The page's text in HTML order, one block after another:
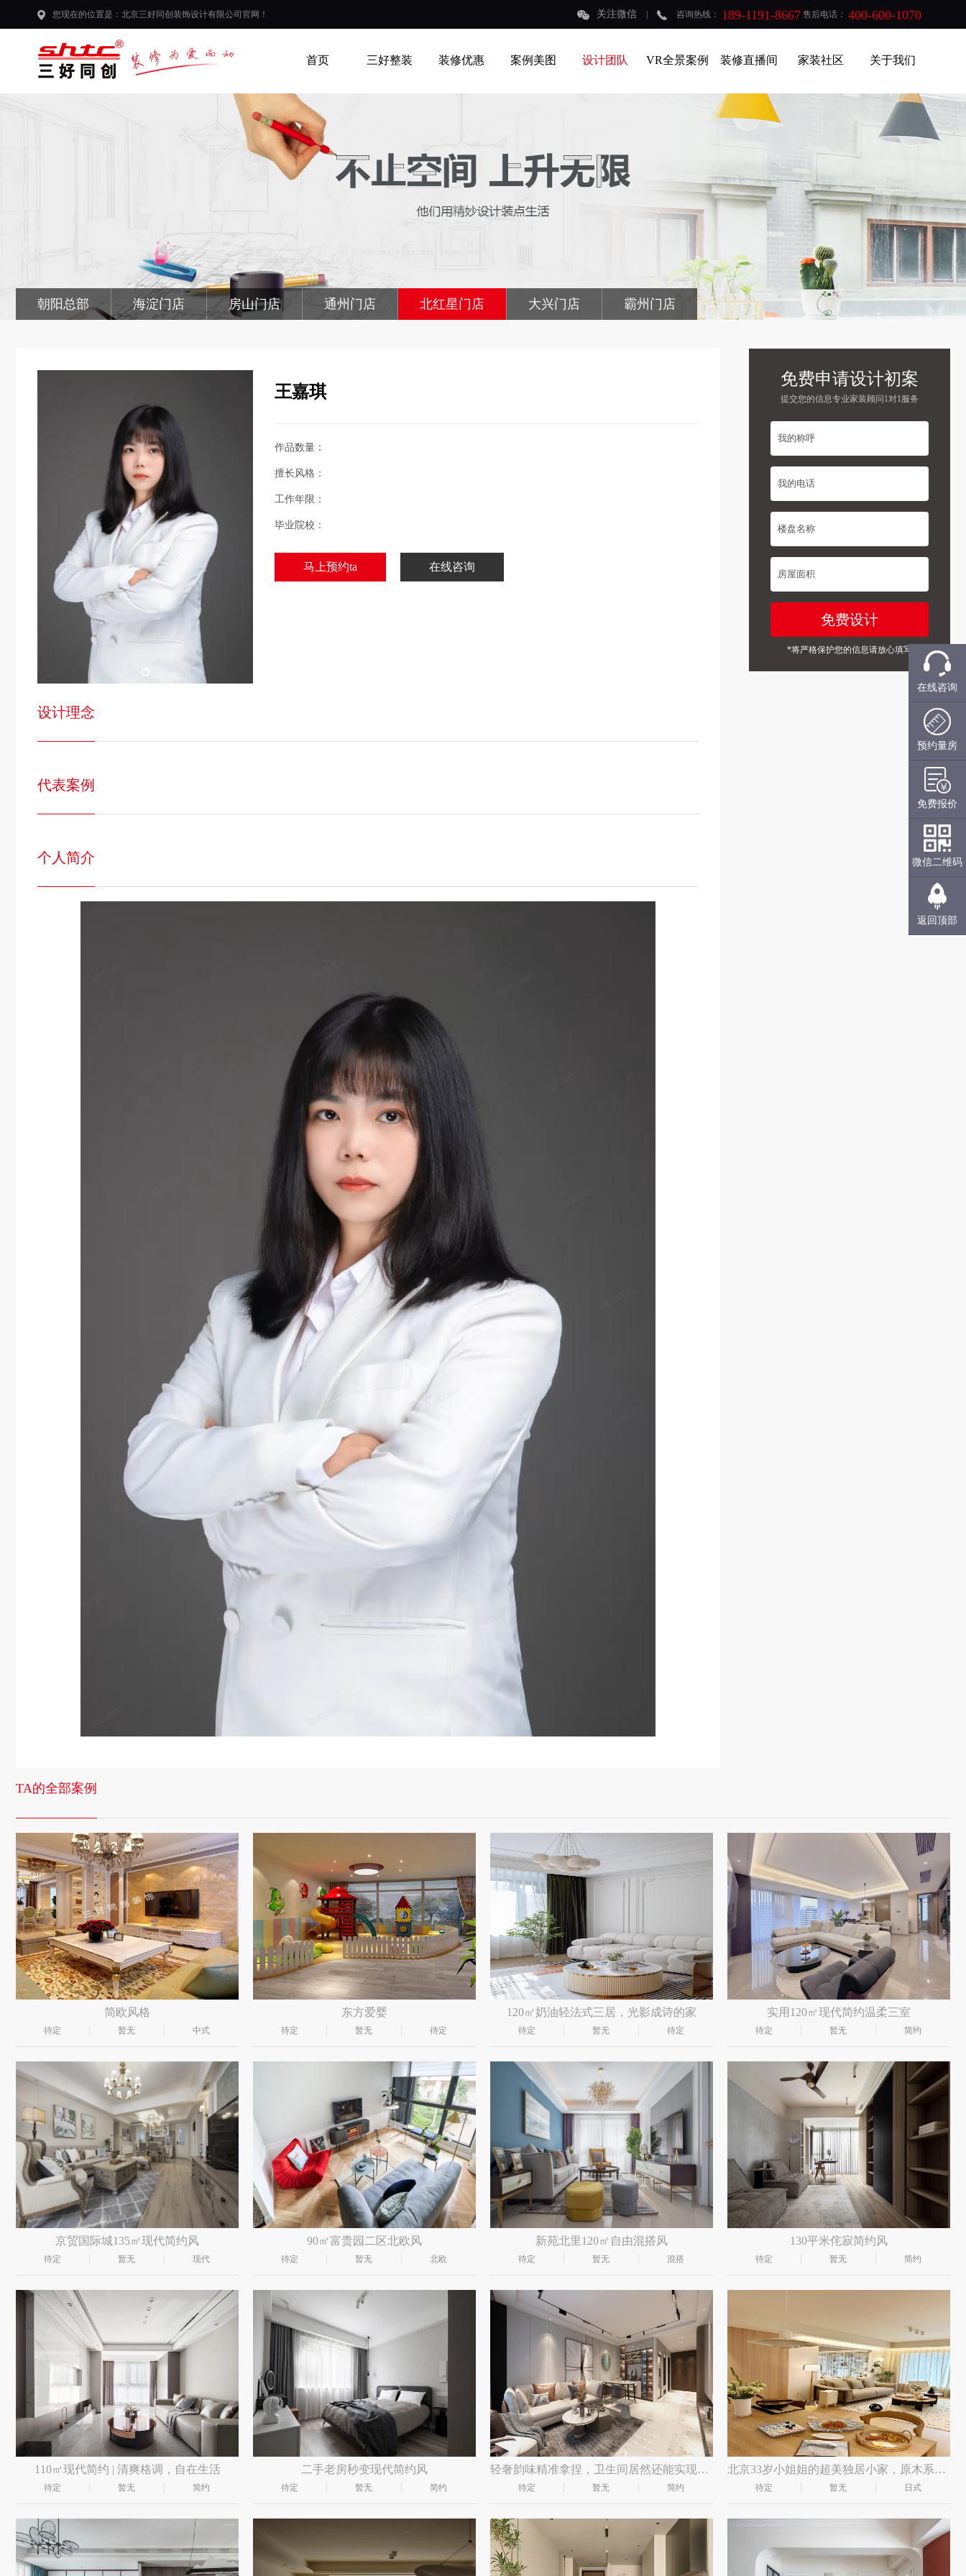
您现在的位置是：北京三好同创装饰设计有限公司官网！ 关注微信 咨询热线： 189-1191-8667 售后电话： 400-600-1070
首页 三好整装 装修优惠 案例美图 设计团队 VR全景案例 装修直播间 家装社区 关于我们
朝阳总部 海淀门店 房山门店 通州门店 北红星门店 大兴门店 霸州门店
王嘉琪
作品数量：
擅长风格：
工作年限：
毕业院校：
马上预约ta 在线咨询
设计理念
代表案例
个人简介
免费申请设计初案
提交您的信息专业家装顾问1对1服务
*将严格保护您的信息请放心填写
TA的全部案例
简欧风格
待定 暂无 中式
东方爱婴
待定 暂无 待定
120㎡奶油轻法式三居，光影成诗的家
待定 暂无 待定
实用120㎡现代简约温柔三室
待定 暂无 简约
京贸国际城135㎡现代简约风
待定 暂无 现代
90㎡富贵园二区北欧风
待定 暂无 北欧
新苑北里120㎡自由混搭风
待定 暂无 混搭
130平米侘寂简约风
待定 暂无 简约
110㎡现代简约 | 清爽格调，自在生活
待定 暂无 简约
二手老房秒变现代简约风
待定 暂无 简约
轻奢韵味精准拿捏，卫生间居然还能实现泡澡+淋浴双切
待定 暂无 简约
北京33岁小姐姐的超美独居小家，原木系+奶油风
待定 暂无 日式
在线咨询
预约量房
免费报价
微信二维码
返回顶部